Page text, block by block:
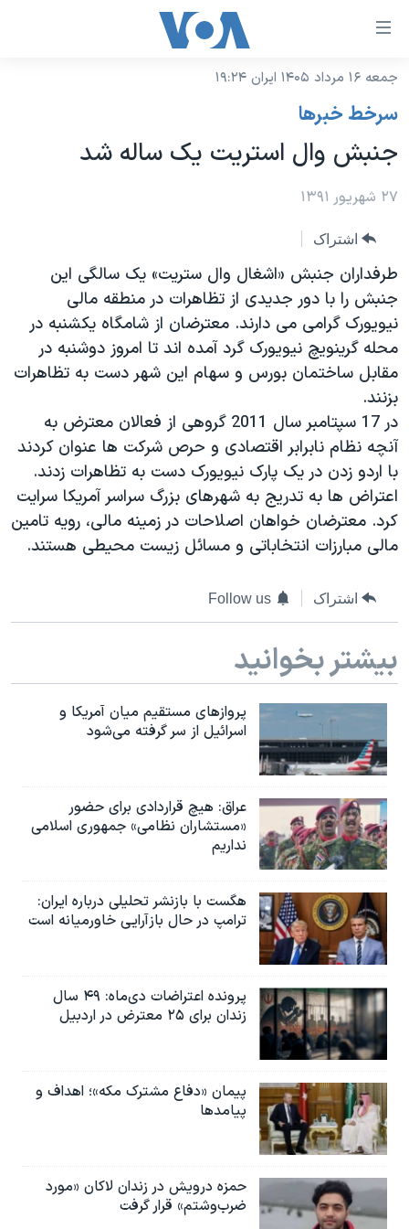
لینکهای
دسترسی
جهش
محتوای
جهش
اصلی
جهش
به
جستجو
نسخه سبک وب‌سایت
موضوع ها
ایران
آمریکا
ورزشی
گزیده‌ها
ویژه برنامه‌ها
ویدیوها
فرهنگ و زندگی
حقوق شهروندی
اقتصادی
علم و فناوری
اسرائیل در جنگ
گالری عکس
آرشیو پخش زنده
برنامه های تلویزیونی
جدول برنامه ها
صفحه‌های ویژه
جام جهانی ۲۰۲۶
عملیات خشم حماسی
بایگانی برنامه‌های تلویزیونی
مستندها
انتخابات ریاست جمهوری آمریکا ۲۰۲۴
حمله جمهوری اسلامی به اسرائیل
رمز مهسا
ورزش زنان در ایران
اعتراضات زن، زندگی، آزادی
مجموعه مستندهای دادخواهی
تریبونال مردمی آبان ۹۸
چهل سال گروگان‌گیری
قانون شفافیت دارائی کادر رهبری ایران
اسرائیل در جنگ
نرگس محمدی برنده جایزه نوبل صلح
صفحه‌های ویژه
سفر پرزیدنت ترامپ به چین
فرکانس‌های صدای آمریکا
پخش رادیویی
یادگیری زبان انگلیسی
دنبال کنید
زبانهای مختلف
جمعه ۱۶ مرداد ۱۴۰۵ ایران ۱۹:۲۴
سرخط خبرها
جنبش وال استریت یک ساله شد
۲۷ شهریور ۱۳۹۱
اشتراک
طرفداران جنبش «اشغال وال ستریت» یک سالگی این
جنبش را با دور جدیدی از تظاهرات در منطقه مالی
نیویورک گرامی می دارند. معترضان از شامگاه یکشنبه در
محله گرینویچ نیویورک گرد آمده اند تا امروز دوشنبه در
مقابل ساختمان بورس و سهام این شهر دست به تظاهرات
بزنند.
در 17 سپتامبر سال 2011 گروهی از فعالان معترض به
آنچه نظام نابرابر اقتصادی و حرص شرکت ها عنوان کردند
با اردو زدن در یک پارک نیویورک دست به تظاهرات زدند.
اعتراض ها به تدریج به شهرهای بزرگ سراسر آمریکا سرایت
کرد. معترضان خواهان اصلاحات در زمینه مالی، رویه تامین
مالی مبارزات انتخاباتی و مسائل زیست محیطی هستند.
اشتراک Follow us
بیشتر بخوانید
پروازهای مستقیم میان آمریکا و
اسرائیل از سر گرفته می‌شود
عراق: هیچ قراردادی برای حضور
«مستشاران نظامی» جمهوری اسلامی
نداریم
هگست با بازنشر تحلیلی درباره ایران:
ترامپ در حال بازآرایی خاورمیانه است
پرونده اعتراضات دی‌ماه: ۴۹ سال
زندان برای ۲۵ معترض در اردبیل
پیمان «دفاع مشترک مکه»؛ اهداف و
پیامدها
حمزه درویش در زندان لاکان «مورد
ضرب‌وشتم» قرار گرفت